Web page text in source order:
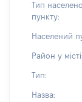
Тип
пункту:
Населений
Район у місті:
Тип:
Назва: